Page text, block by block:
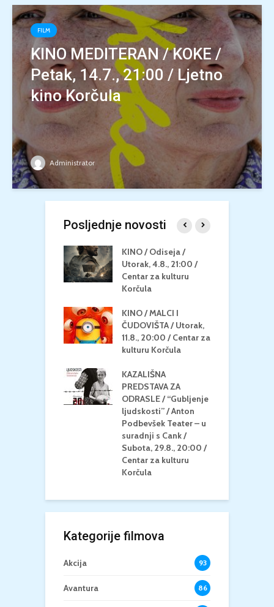
FILM
KINO MEDITERAN / KOKE /
Petak, 14.7., 21:00 / Ljetno
kino Korčula
Administrator
Posljednje novosti
KINO / Odiseja /
Utorak, 4.8., 21:00 /
Centar za kulturu
Korčula
KINO / MALCI I
ČUDOVIŠTA / Utorak,
11.8., 20:00 / Centar za
kulturu Korčula
KAZALIŠNA
PREDSTAVA ZA
ODRASLE / “Gubljenje
ljudskosti” / Anton
Podbevšek Teater – u
suradnji s Cank /
Subota, 29.8., 20:00 /
Centar za kulturu
Korčula
Kategorije filmova
Akcija 93
Avantura 86